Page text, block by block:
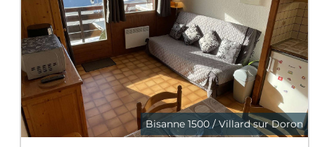
Bisanne 1500 / Villard sur Doron